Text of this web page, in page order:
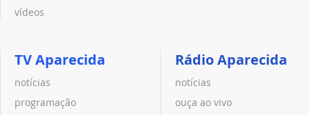
vídeos
TV Aparecida
notícias
programação
Rádio Aparecida
notícias
ouça ao vivo